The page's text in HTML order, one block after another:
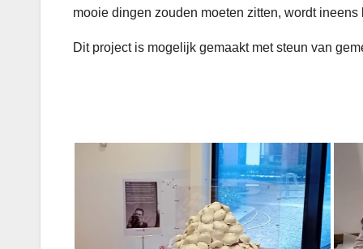
mooie dingen zouden moeten zitten, wordt ineens
Dit project is mogelijk gemaakt met steun van